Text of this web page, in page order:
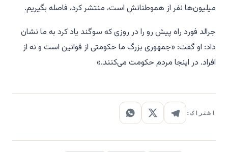
میلیون‌ها نفر از هموطنانش است، منتشر کرد، فاصله بگیریم.
جرالد فورد راه پیش رو را در روزی که سوگند یاد کرد به ما نشان
داد: او گفت: «جمهوری بزرگ ما حکومتی از قوانین است و نه از
افراد. در اینجا مردم حکومت می‌کنند.»
اشتراک: